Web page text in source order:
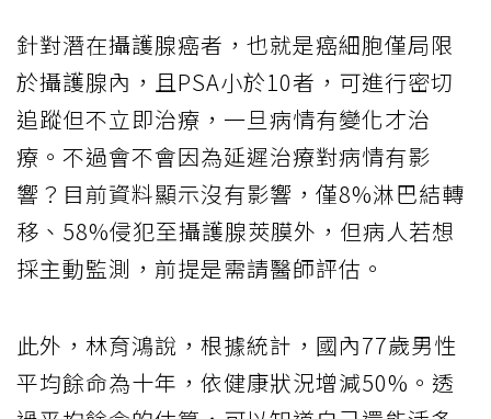
針對潛在攝護腺癌者，也就是癌細胞僅局限
於攝護腺內，且PSA小於10者，可進行密切
追蹤但不立即治療，一旦病情有變化才治
療。不過會不會因為延遲治療對病情有影
響？目前資料顯示沒有影響，僅8%淋巴結轉
移、58%侵犯至攝護腺莢膜外，但病人若想
採主動監測，前提是需請醫師評估。
此外，林育鴻說，根據統計，國內77歲男性
平均餘命為十年，依健康狀況增減50%。透